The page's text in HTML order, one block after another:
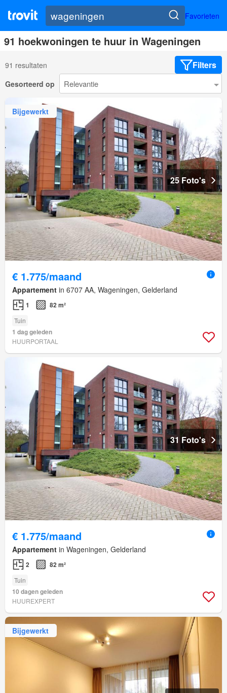
Favorieten
91 hoekwoningen te huur in Wageningen
91 resultaten Filters
Gesorteerd op
Bijgewerkt
25 Foto's
€ 1.775/maand
Appartement in 6707 AA, Wageningen, Gelderland
1 82 m²
Tuin
1 dag geleden
HUURPORTAAL
31 Foto's
€ 1.775/maand
Appartement in Wageningen, Gelderland
2 82 m²
Tuin
10 dagen geleden
HUUREXPERT
Bijgewerkt